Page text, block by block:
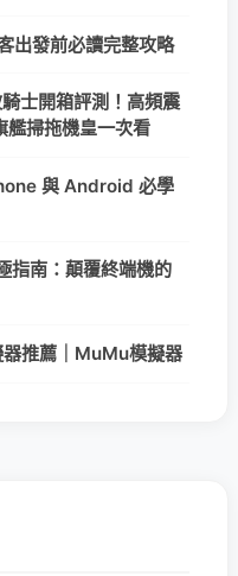
出發前必讀完整攻略
士開箱評測！高頻震
掃拖機皇一次看
與 Android 必學
南：顛覆終端機的
推薦｜MuMu模擬器